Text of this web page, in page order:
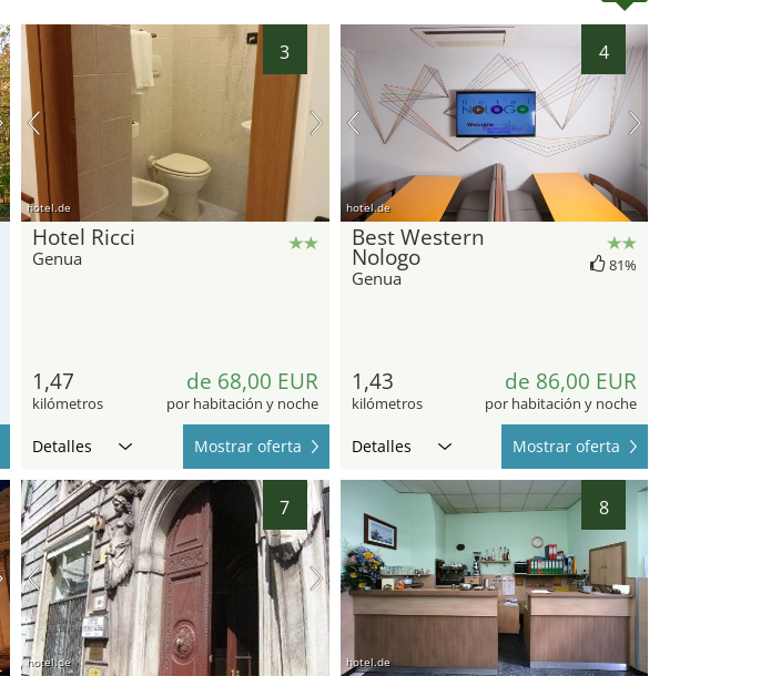
3
hotel.de
Hotel Ricci
Genua
1,47
kilómetros
de 68,00 EUR
por habitación y noche
Detalles Mostrar oferta
4
hotel.de
Best Western
Nologo
Genua
81%
1,43
kilómetros
de 86,00 EUR
por habitación y noche
Detalles Mostrar oferta
7
hotel.de
8
hotel.de